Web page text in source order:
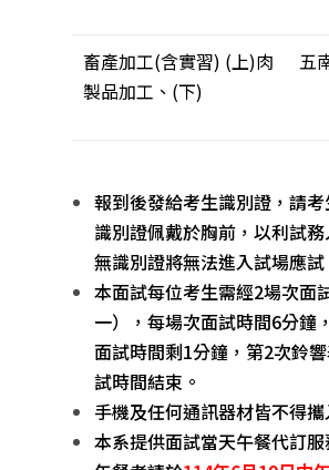
畜產加工(含實習) (上)肉
製品加工、(下)
五
報到後發給考生識別證，請
識別證佩戴於胸前，以利試
無識別證將無法進入試場應試
本面試每位考生需經2場次面
一），每場次面試時間6分鐘
面試時間剩1分鐘，第2次鈴
試時間結束。
手機及任何通訊器材皆不得攜
本系提供面試當天午餐代訂